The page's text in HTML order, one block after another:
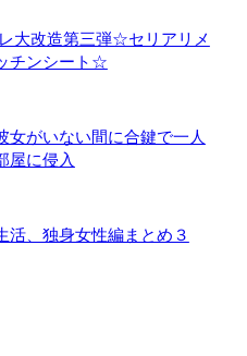
大改造第三弾☆セリアリメ
チンシート☆
女がいない間に合鍵で一人
屋に侵入
活、独身女性編まとめ３